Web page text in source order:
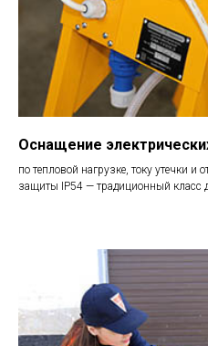
Оснащение
по тепловой нагрузке, току утечки и
защиты IP54 — традиционный класс